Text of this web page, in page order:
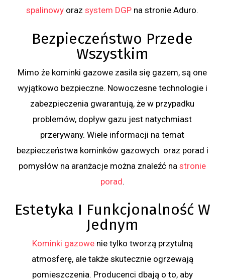
spalinowy orazsystem DGP na stronie Aduro.
Bezpieczeństwo Przede
Wszystkim
Mimo że kominki gazowe zasila się gazem, są one
wyjątkowo bezpieczne. Nowoczesne technologie i
zabezpieczenia gwarantują, że w przypadku
problemów, dopływ gazu jest natychmiast
przerywany. Wiele informacji na temat
bezpieczeństwa kominków gazowych oraz porad i
pomysłów na aranżacje można znaleźć nastronie
porad.
Estetyka I Funkcjonalność W
Jednym
Kominki gazowenie tylko tworzą przytulną
atmosferę, ale także skutecznie ogrzewają
pomieszczenia. Producenci dbają o to, aby